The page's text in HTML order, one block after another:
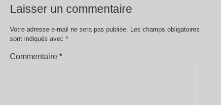
Laisser un commentaire
Votre adresse e-mail ne sera pas publiée. Les champs obligatoires
sont indiqués avec *
Commentaire *